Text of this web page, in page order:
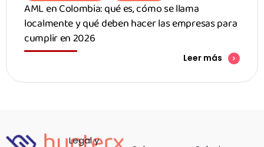
AML en Colombia: qué es, cómo se llama
localmente y qué deben hacer las empresas para
cumplir en 2026
Leer más
Legal y